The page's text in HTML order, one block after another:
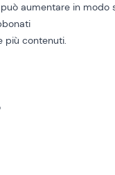
aumentare in modo
più contenuti.